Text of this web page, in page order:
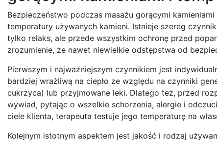
Bezpieczeństwo podczas masażu gorącymi
temperatury używanych kamieni. Istnieje szereg
tylko relaks, ale przede wszystkim ochronę przed
zrozumienie, że nawet niewielkie odstępstwa od
Pierwszym i najważniejszym czynnikiem jest
bardziej wrażliwą na ciepło ze względu na czynniki
cukrzyca) lub przyjmowane leki. Dlatego też, przed
wywiad, pytając o wszelkie schorzenia, alergie i
ciele klienta, terapeuta testuje jego temperaturę na
Kolejnym istotnym aspektem jest jakość i rodzaj